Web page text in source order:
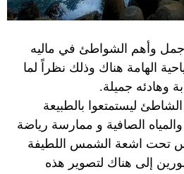
وأهم الشواطئ في ماليه
الهامة هناك وذلك نظراً لما
وهادئه جميلة.
ليستمتعوا بالطبيعة
والمياه الصافية و ممارسة رياضة
تحت اشعة الشمس اللطيفة
إلى هناك لتصوير هذه